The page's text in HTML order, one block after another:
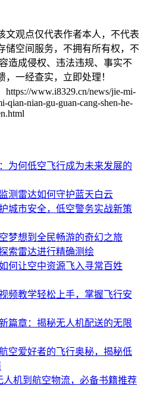
文观点仅代表作者本人，不代表
储空间服务，不拥有所有权，不
造成侵权、违法违规、事实不
一经查实，立即处理！
www.i8329.cn/news/jie-mi-
qian-nian-gu-guan-cang-shen-he-
为何低空飞行成为未来发展的
测雷达如何守护蓝天白云
城市安全，低空警务实战新策
梦想到全民畅游的奇幻之旅
索雷达进行精确测绘
何让空中资源飞入寻常百姓
频教学轻松上手，掌握飞行安
篇章：揭秘无人机配送的无限
空爱好者的飞行奥秘，揭秘低
人机到航空物流，必备书籍推荐